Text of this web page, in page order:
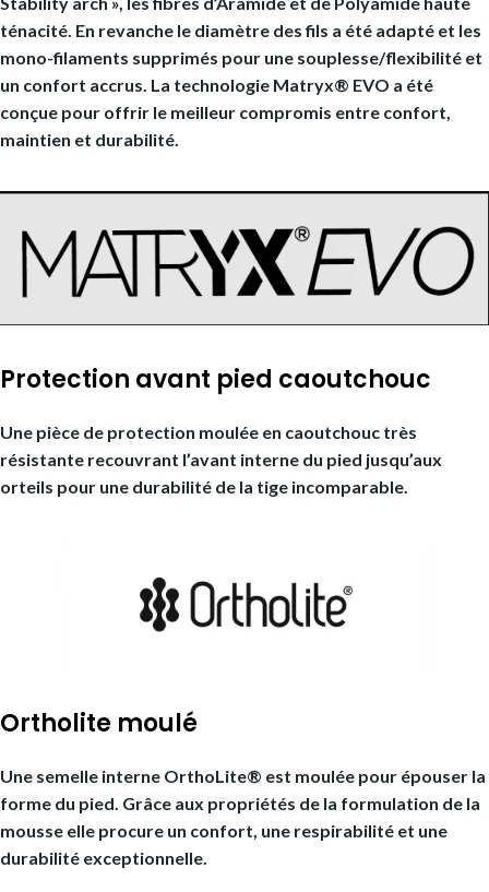
ténacité. En revanche le diamètre des fils a été adapté et les
mono-filaments supprimés pour une souplesse/flexibilité et
un confort accrus. La technologie Matryx® EVO a été
conçue pour offrir le meilleur compromis entre confort,
maintien et durabilité.
Protection avant pied caoutchouc
Une pièce de protection moulée en caoutchouc très
résistante recouvrant l’avant interne du pied jusqu’aux
orteils pour une durabilité de la tige incomparable.
Ortholite moulé
Une semelle interne OrthoLite® est moulée pour épouser la
forme du pied. Grâce aux propriétés de la formulation de la
mousse elle procure un confort, une respirabilité et une
durabilité exceptionnelle.